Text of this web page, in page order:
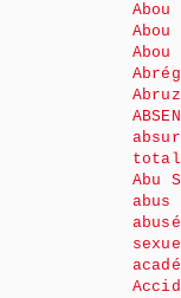
Abou
Abou
Abu
abus
abusé